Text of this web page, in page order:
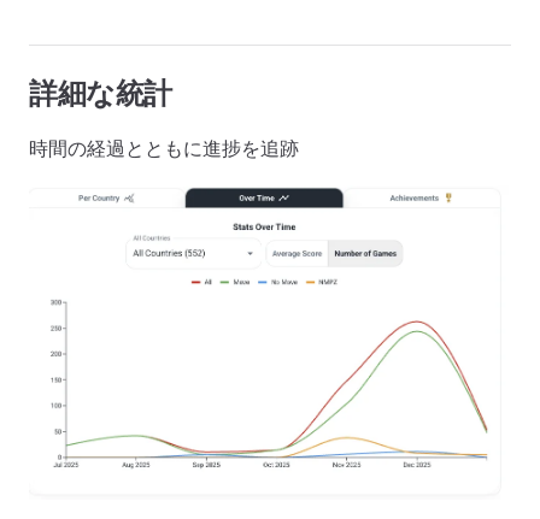
詳細な統計
時間の経過とともに進捗を追跡